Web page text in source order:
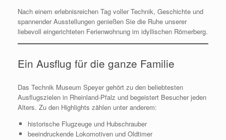
Nach einem erlebnisreichen Tag voller Technik, Geschichte und
spannender Ausstellungen genießen Sie die Ruhe unserer
liebevoll eingerichteten Ferienwohnung im idyllischen Römerberg.
Ein Ausflug für die ganze Familie
Das Technik Museum Speyer gehört zu den beliebtesten
Ausflugszielen in Rheinland-Pfalz und begeistert Besucher jeden
Alters. Zu den Highlights zählen unter anderem:
historische Flugzeuge und Hubschrauber
beeindruckende Lokomotiven und Oldtimer